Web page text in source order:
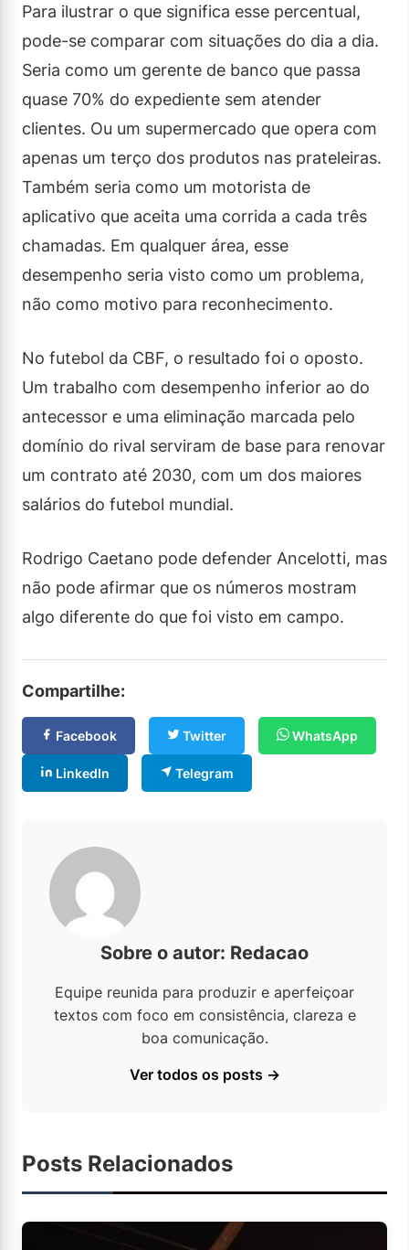
Para ilustrar o que significa esse percentual,
pode-se comparar com situações do dia a dia.
Seria como um gerente de banco que passa
quase 70% do expediente sem atender
clientes. Ou um supermercado que opera com
apenas um terço dos produtos nas prateleiras.
Também seria como um motorista de
aplicativo que aceita uma corrida a cada três
chamadas. Em qualquer área, esse
desempenho seria visto como um problema,
não como motivo para reconhecimento.
No futebol da CBF, o resultado foi o oposto.
Um trabalho com desempenho inferior ao do
antecessor e uma eliminação marcada pelo
domínio do rival serviram de base para renovar
um contrato até 2030, com um dos maiores
salários do futebol mundial.
Rodrigo Caetano pode defender Ancelotti, mas
não pode afirmar que os números mostram
algo diferente do que foi visto em campo.
Compartilhe:
Facebook Twitter WhatsApp
LinkedIn Telegram
Sobre o autor: Redacao
Equipe reunida para produzir e aperfeiçoar
textos com foco em consistência, clareza e
boa comunicação.
Ver todos os posts →
Posts Relacionados